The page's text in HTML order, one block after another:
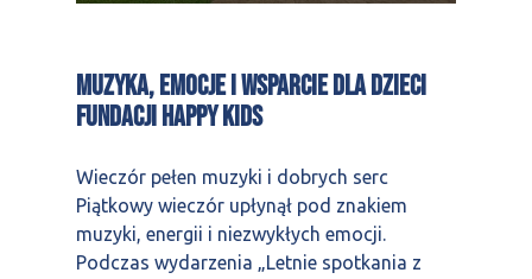
Muzyka, emocje i wsparcie dla dzieci
Fundacji Happy Kids
Wieczór pełen muzyki i dobrych serc
Piątkowy wieczór upłynął pod znakiem
muzyki, energii i niezwykłych emocji.
Podczas wydarzenia „Letnie spotkania z